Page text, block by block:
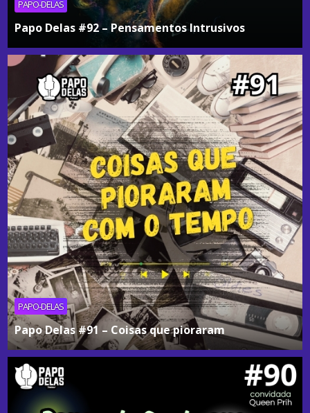
PAPO-DELAS
Papo Delas #92 – Pensamentos Intrusivos
PAPO-DELAS
Papo Delas #91 – Coisas que pioraram